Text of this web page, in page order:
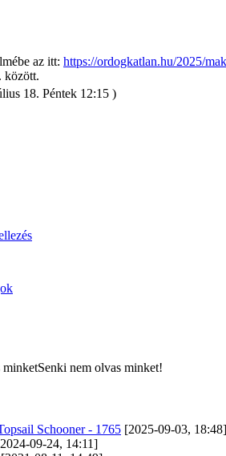
az itt: https://ordogkatlan.hu/2025/
között.
18. Péntek 12:15 )
nem olvas minket!
Schooner - 1765 [2025-09-03, 18:48]
09-24, 14:11]